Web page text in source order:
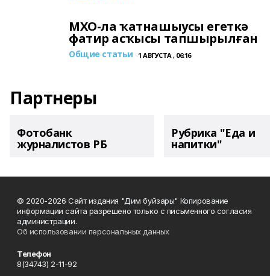
МХО-ла ҡатнашыусы егеткә
фатир асҡысы тапшырылған
Общие статьи 1 АВГУСТА , 06:16
Партнеры
Фотобанк
журналистов РБ
Рубрика "Еда и
напитки"
© 2020-2026 Сайт издания "Дим буйзары" Копирование
информации сайта разрешено только с письменного согласия
администрации.
Об использовании персональных данных
Телефон
8(34743) 2-11-92